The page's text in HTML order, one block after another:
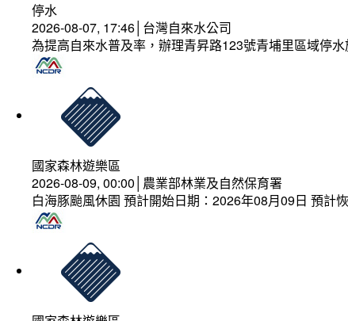
停水
2026-08-07, 17:46│台灣自來水公司
為提高自來水普及率，辦理青昇路123號青埔里區域停水
國家森林遊樂區
2026-08-09, 00:00│農業部林業及自然保育署
白海豚颱風休園 預計開始日期：2026年08月09日 預計